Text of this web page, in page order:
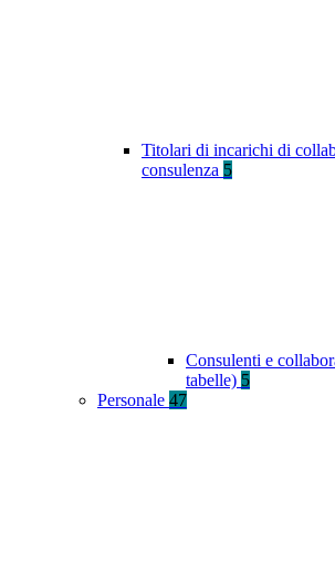
Titolari di incarichi di
consulenza 5
Consulenti e
tabelle) 5
Personale 47